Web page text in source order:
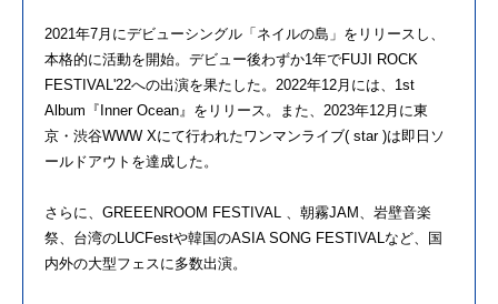
2021年7月にデビューシングル「ネイルの島」をリリースし、
本格的に活動を開始。デビュー後わずか1年でFUJI ROCK
FESTIVAL'22への出演を果たした。2022年12月には、1st
Album『Inner Ocean』をリリース。また、2023年12月に東
京・渋谷WWW Xにて行われたワンマンライブ( star )は即日ソ
ールドアウトを達成した。
さらに、GREEENROOM FESTIVAL 、朝霧JAM、岩壁音楽
祭、台湾のLUCFestや韓国のASIA SONG FESTIVALなど、国
内外の大型フェスに多数出演。